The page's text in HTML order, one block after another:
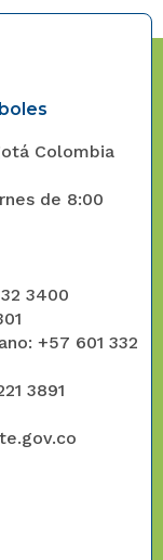
Colombia
de 8:00
3400
+57 601 332
3891